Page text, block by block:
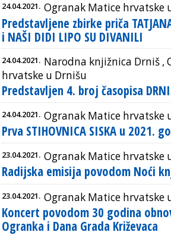
24.04.2021. Ogranak Matice hrvatske
Predstavljene zbirke priča TATJANA
i NAŠI DIDI LIPO SU DIVANILI
24.04.2021. Narodna knjižnica Drniš ,
hrvatske u Drnišu
Predstavljen 4. broj časopisa
24.04.2021. Ogranak Matice hrvatske
Prva STIHOVNICA SISKA u 2021.
23.04.2021. Ogranak Matice hrvatske
Radijska emisija povodom Noći
23.04.2021. Ogranak Matice hrvatske
Koncert povodom 30 godina
Ogranka i Dana Grada Križevaca